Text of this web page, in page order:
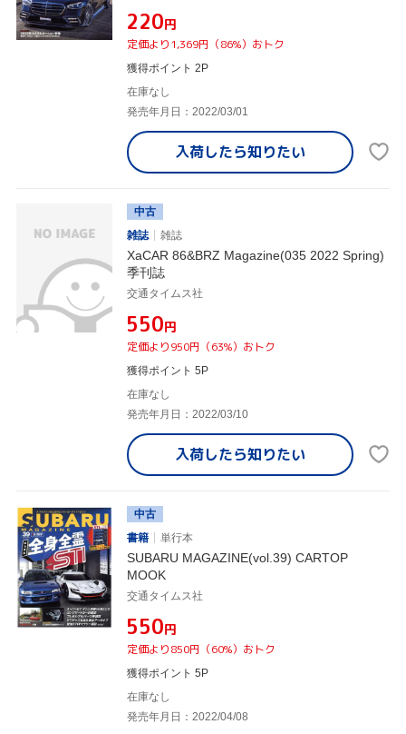
¥220円
定価より1,369円（86%）おトク
獲得ポイント 2P
在庫なし
発売年月日：2022/03/01
入荷したら知りたい
中古
雑誌
雑誌
XaCAR 86&BRZ Magazine(035 2022 Spring)
季刊誌
交通タイムス社
¥550円
定価より950円（63%）おトク
獲得ポイント 5P
在庫なし
発売年月日：2022/03/10
入荷したら知りたい
中古
書籍
単行本
SUBARU MAGAZINE(vol.39) CARTOP
MOOK
交通タイムス社
¥550円
定価より850円（60%）おトク
獲得ポイント 5P
在庫なし
発売年月日：2022/04/08